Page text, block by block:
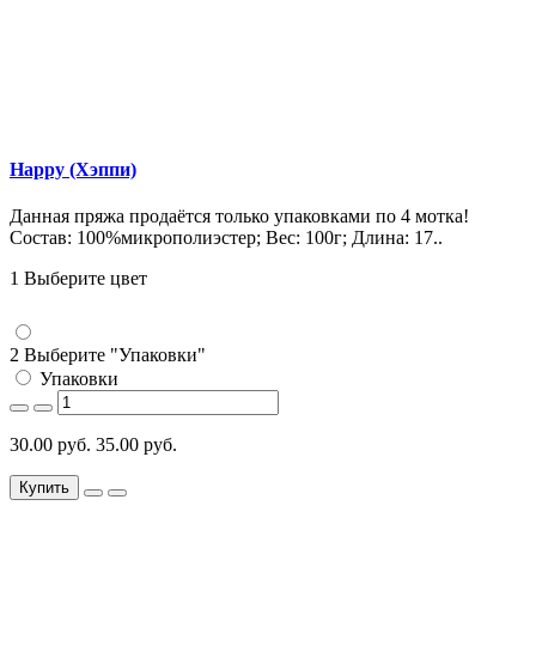
Happy (Хэппи)
Данная пряжа продаётся только упаковками по 4 мотка!
Состав: 100%микрополиэстер; Вес: 100г; Длина: 17..
1 Выберите цвет
2 Выберите "Упаковки"
Упаковки
30.00 руб. 35.00 руб.
Купить